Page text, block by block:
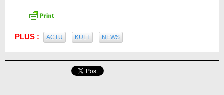
PLUS : ACTU KULT NEWS